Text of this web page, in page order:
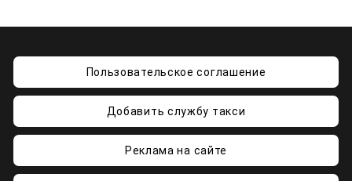
Пользовательское соглашение
Добавить службу такси
Реклама на сайте